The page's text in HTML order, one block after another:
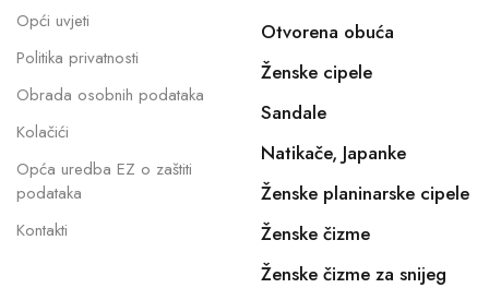
Opći uvjeti
Politika privatnosti
Obrada osobnih podataka
Kolačići
Opća uredba EZ o zaštiti
podataka
Kontakti
Otvorena obuća
Ženske cipele
Sandale
Natikače, Japanke
Ženske planinarske cipele
Ženske čizme
Ženske čizme za snijeg